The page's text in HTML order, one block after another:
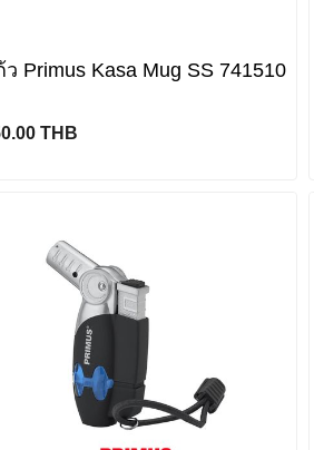
ว Primus Kasa Mug SS 741510
THB